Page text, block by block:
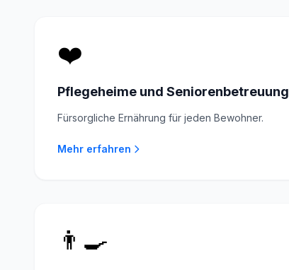
❤️
Pflegeheime und Seniorenbetreuung
Fürsorgliche Ernährung für jeden Bewohner.
Mehr erfahren
👨‍🍳